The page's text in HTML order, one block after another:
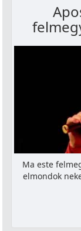
Ma este
elmondok